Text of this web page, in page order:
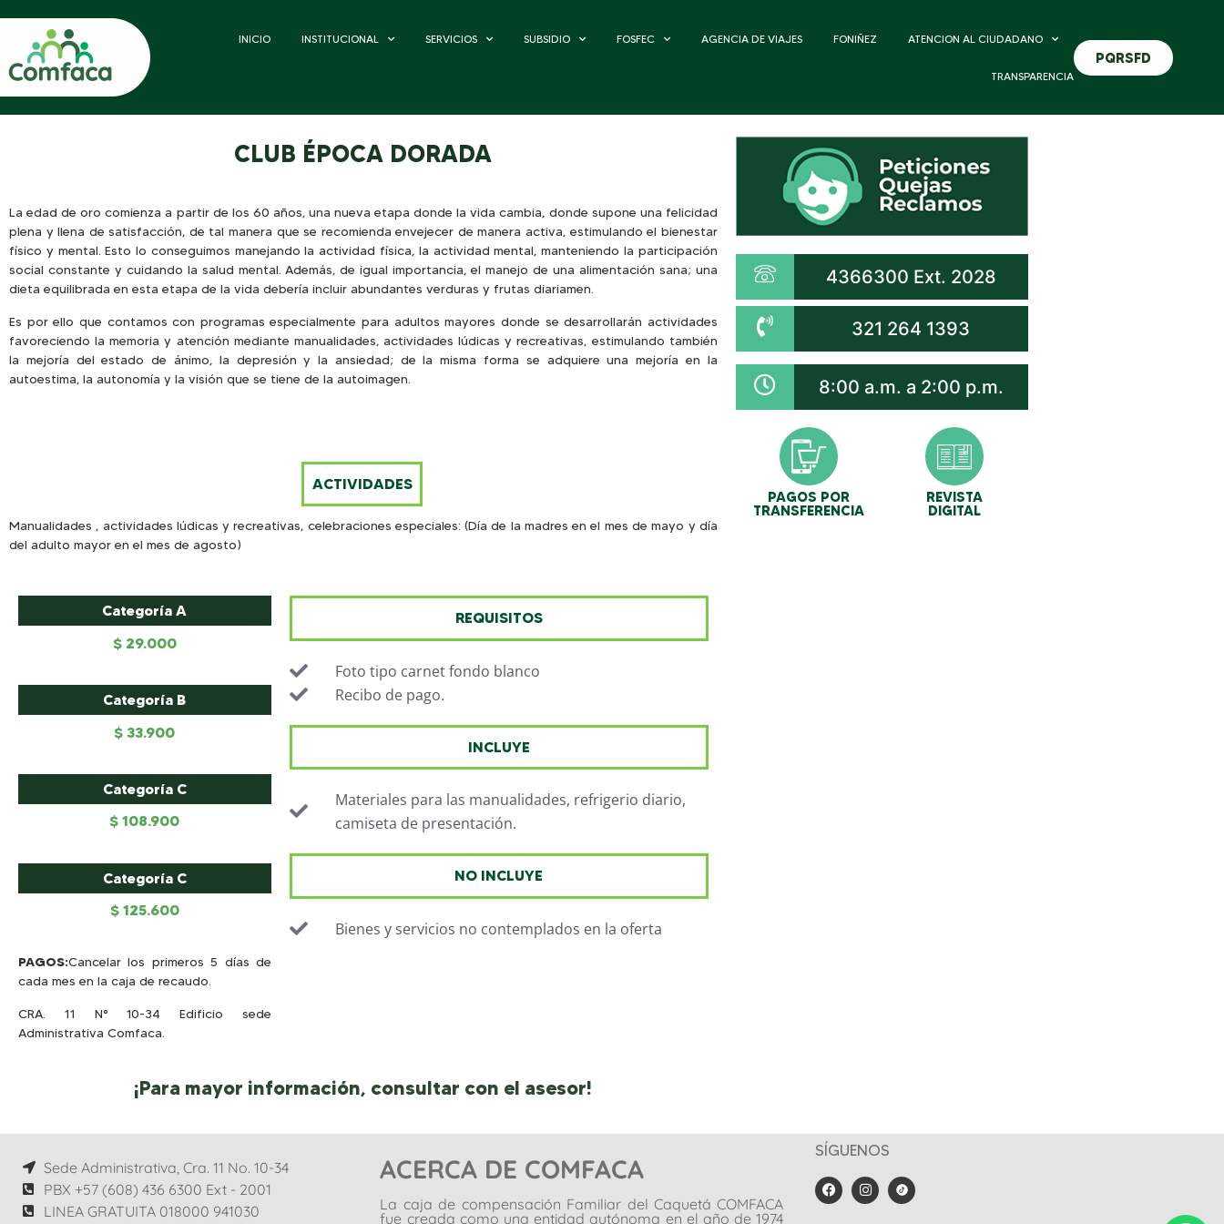
INICIO INSTITUCIONAL SERVICIOS SUBSIDIO FOSFEC AGENCIA DE VIAJES FONIÑEZ ATENCION AL CIUDADANO
TRANSPARENCIA
PQRSFD
CLUB ÉPOCA DORADA
La edad de oro comienza a partir de los 60 años, una nueva etapa donde la vida cambia, donde supone una felicidad
plena y llena de satisfacción, de tal manera que se recomienda envejecer de manera activa, estimulando el bienestar
físico y mental. Esto lo conseguimos manejando la actividad física, la actividad mental, manteniendo la participación
social constante y cuidando la salud mental. Además, de igual importancia, el manejo de una alimentación sana; una
dieta equilibrada en esta etapa de la vida debería incluir abundantes verduras y frutas diariamen.
Es por ello que contamos con programas especialmente para adultos mayores donde se desarrollarán actividades
favoreciendo la memoria y atención mediante manualidades, actividades lúdicas y recreativas, estimulando también
la mejoría del estado de ánimo, la depresión y la ansiedad; de la misma forma se adquiere una mejoría en la
autoestima, la autonomía y la visión que se tiene de la autoimagen.
ACTIVIDADES
Manualidades , actividades lúdicas y recreativas, celebraciones especiales: (Día de la madres en el mes de mayo y día
del adulto mayor en el mes de agosto)
Categoría A
$ 29.000
Categoría B
$ 33.900
Categoría C
$ 108.900
Categoría C
$ 125.600
PAGOS:Cancelar los primeros 5 días de
cada mes en la caja de recaudo.
CRA. 11 N° 10-34 Edificio sede
Administrativa Comfaca.
REQUISITOS
Foto tipo carnet fondo blanco
Recibo de pago.
INCLUYE
Materiales para las manualidades, refrigerio diario,
camiseta de presentación.
NO INCLUYE
Bienes y servicios no contemplados en la oferta
¡Para mayor información, consultar con el asesor!
4366300 Ext. 2028
321 264 1393
8:00 a.m. a 2:00 p.m.
PAGOS POR
TRANSFERENCIA
REVISTA
DIGITAL
Sede Administrativa, Cra. 11 No. 10-34
PBX +57 (608) 436 6300 Ext - 2001
LINEA GRATUITA 018000 941030
ACERCA DE COMFACA
La caja de compensación Familiar del Caquetá COMFACA
fue creada como una entidad autónoma en el año de 1974
SÍGUENOS